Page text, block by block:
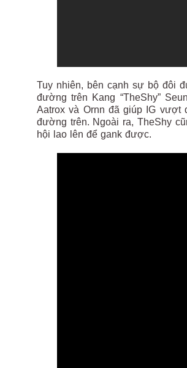
Tuy nhiên, bên cạnh sự bộ đôi
đường trên Kang “TheShy”
Aatrox và Ornn đã giúp IG vượt
đường trên. Ngoài ra, TheShy
hội lao lên để gank được.